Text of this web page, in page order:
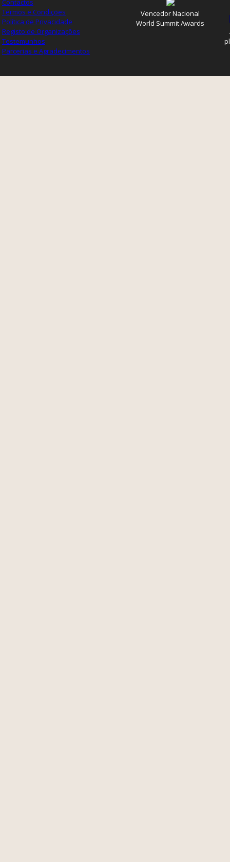
Contactos
Termos e Condições
Política de Privacidade
Registo de Organizações
Testemunhos
Parcerias e Agradecimentos
Vencedor Nacional
World Summit Awards